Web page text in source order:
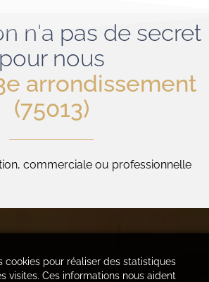
n'a pas de secret
pour nous
arrondissement
(75013)
commerciale ou professionnelle
cookies pour réaliser des statistiques
visites. Ces informations nous aident